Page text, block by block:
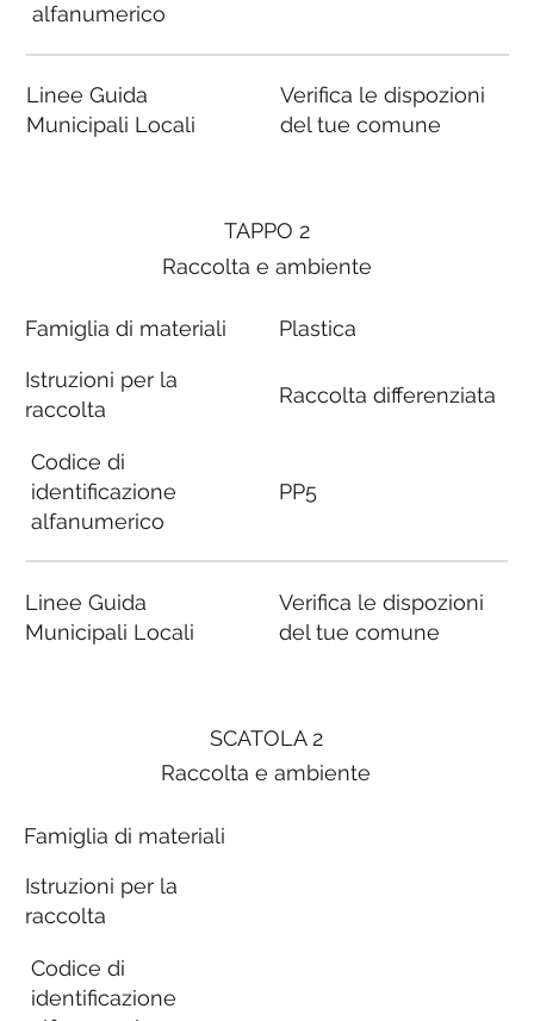
alfanumerico
Linee Guida
Municipali Locali
Verifica le dispozioni
del tue comune
SCATOLA 2
Raccolta e ambiente
Famiglia di materiali
Istruzioni per la
raccolta
Codice di
identificazione
TAPPO 2
Raccolta e ambiente
Famiglia di materiali
Istruzioni per la
raccolta
Codice di
identificazione
alfanumerico
Linee Guida
Municipali Locali
Plastica
Raccolta differenziata
PP5
Verifica le dispozioni
del tue comune